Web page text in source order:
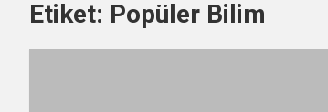
Etiket: Popüler Bilim